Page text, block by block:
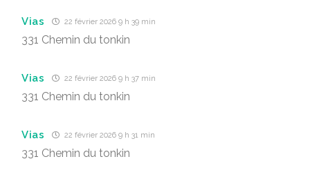
Vias 22 février 2026 9 h 39 min
331 Chemin du tonkin
Vias 22 février 2026 9 h 37 min
331 Chemin du tonkin
Vias 22 février 2026 9 h 31 min
331 Chemin du tonkin